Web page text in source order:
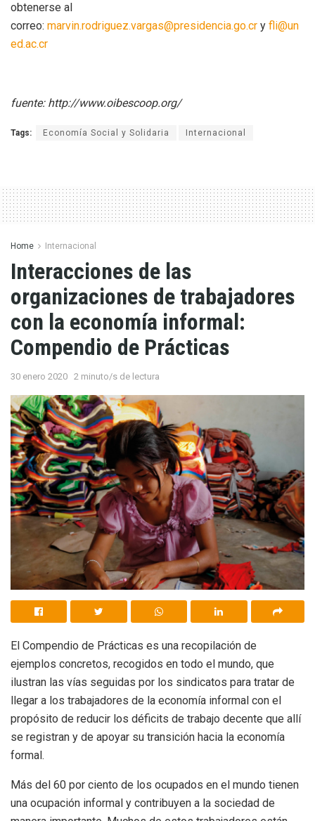
obtenerse al
correo: marvin.rodriguez.vargas@presidencia.go.cr y fli@un
ed.ac.cr
fuente: http://www.oibescoop.org/
Tags: Economía Social y Solidaria Internacional
Home Internacional
Interacciones de las
organizaciones de trabajadores
con la economía informal:
Compendio de Prácticas
30 enero 2020 2 minuto/s de lectura
El Compendio de Prácticas es una recopilación de
ejemplos concretos, recogidos en todo el mundo, que
ilustran las vías seguidas por los sindicatos para tratar de
llegar a los trabajadores de la economía informal con el
propósito de reducir los déficits de trabajo decente que allí
se registran y de apoyar su transición hacia la economía
formal.
Más del 60 por ciento de los ocupados en el mundo tienen
una ocupación informal y contribuyen a la sociedad de